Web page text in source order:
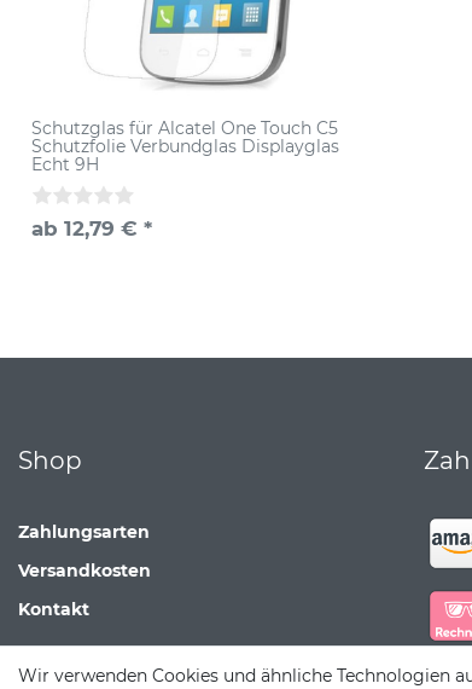
Schutzglas für Alcatel One Touch C5
Schutzfolie Verbundglas Displayglas
Echt 9H
ab 12,79 € *
Shop
Zahlungsarten
Versandkosten
Kontakt
Wir verwenden Cookies und ähnliche Technologien